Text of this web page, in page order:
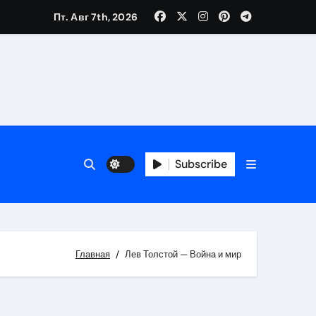
Пт. Авг 7th, 2026
Subscribe
Главная Лев Толстой — Война и мир